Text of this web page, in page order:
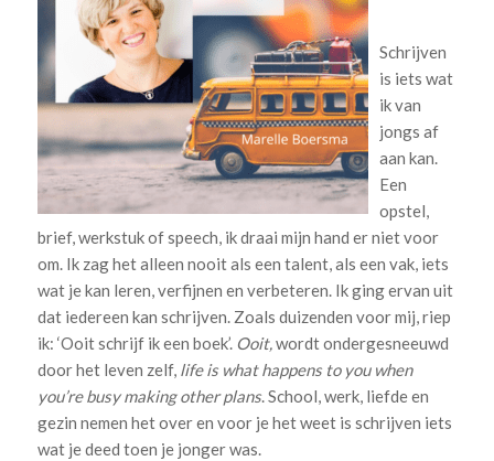
Schrijven
is iets wat
ik van
jongs af
aan kan.
Een
opstel,
brief, werkstuk of speech, ik draai mijn hand er niet voor
om. Ik zag het alleen nooit als een talent, als een vak, iets
wat je kan leren, verfijnen en verbeteren. Ik ging ervan uit
dat iedereen kan schrijven. Zoals duizenden voor mij, riep
ik: ‘Ooit schrijf ik een boek’. Ooit,wordt ondergesneeuwd
door het leven zelf, life is what happens to you when
you’re busy making other plans. School, werk, liefde en
gezin nemen het over en voor je het weet is schrijven iets
wat je deed toen je jonger was.